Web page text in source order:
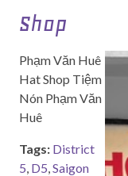
Shop
Phạm Văn Huê
Hat Shop Tiệm
Nón Phạm Văn
Huê
Tags: District
5, D5,Saigon